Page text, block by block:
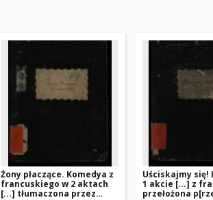
Żony płaczące. Komedya z
francuskiego w 2 aktach
[...] tłumaczona przez
Uściskajmy się!
1 akcie [...] z
przełożona